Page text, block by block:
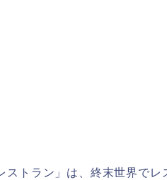
ストラン」は、終末世界で